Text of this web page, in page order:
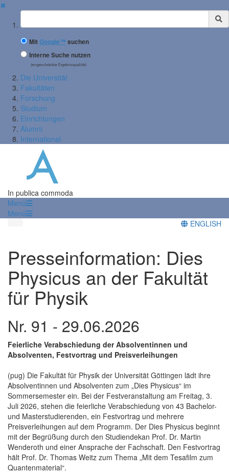
✖
Suchbegriff
MitGoogle™ suchen
Interne Suche nutzen
(eingeschränkte Ergebnisqualität)
Die Universität
Fakultäten
Forschung
Studium
Einrichtungen
Alumni
International
In publica commoda
Menü
Menü
ENGLISH
Presseinformation: Dies
Physicus an der Fakultät
für Physik
Nr. 91 - 29.06.2026
Feierliche Verabschiedung der Absolventinnen und
Absolventen, Festvortrag und Preisverleihungen
(pug) Die Fakultät für Physik der Universität Göttingen lädt ihre
Absolventinnen und Absolventen zum „Dies Physicus“ im
Sommersemester ein. Bei der Festveranstaltung am Freitag, 3.
Juli 2026, stehen die feierliche Verabschiedung von 43 Bachelor-
und Masterstudierenden, ein Festvortrag und mehrere
Preisverleihungen auf dem Programm. Der Dies Physicus beginnt
mit der Begrüßung durch den Studiendekan Prof. Dr. Martin
Wenderoth und einer Ansprache der Fachschaft. Den Festvortrag
hält Prof. Dr. Thomas Weitz zum Thema „Mit dem Tesafilm zum
Quantenmaterial“.